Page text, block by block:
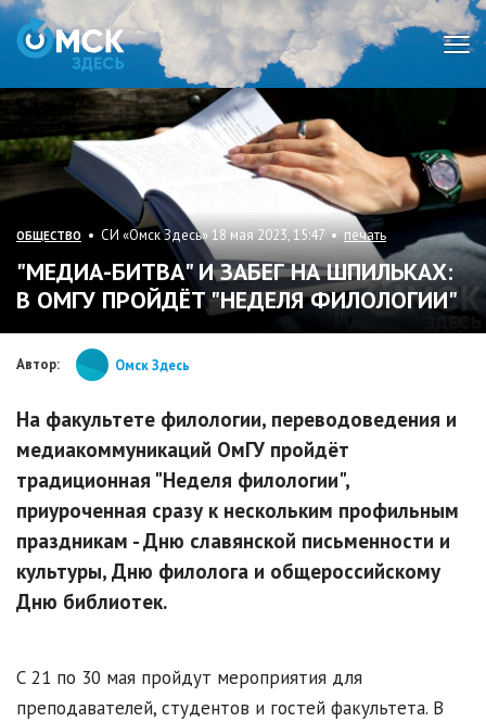
ОБЩЕСТВО • СИ «Омск Здесь» 18 мая 2023, 15:47 •печать
"МЕДИА-БИТВА" И ЗАБЕГ НА ШПИЛЬКАХ:
В ОМГУ ПРОЙДЁТ "НЕДЕЛЯ ФИЛОЛОГИИ"
Автор: Омск Здесь
На факультете филологии, переводоведения и
медиакоммуникаций ОмГУ пройдёт
традиционная "Неделя филологии",
приуроченная сразу к нескольким профильным
праздникам - Дню славянской письменности и
культуры, Дню филолога и общероссийскому
Дню библиотек.
С 21 по 30 мая пройдут мероприятия для
преподавателей, студентов и гостей факультета. В